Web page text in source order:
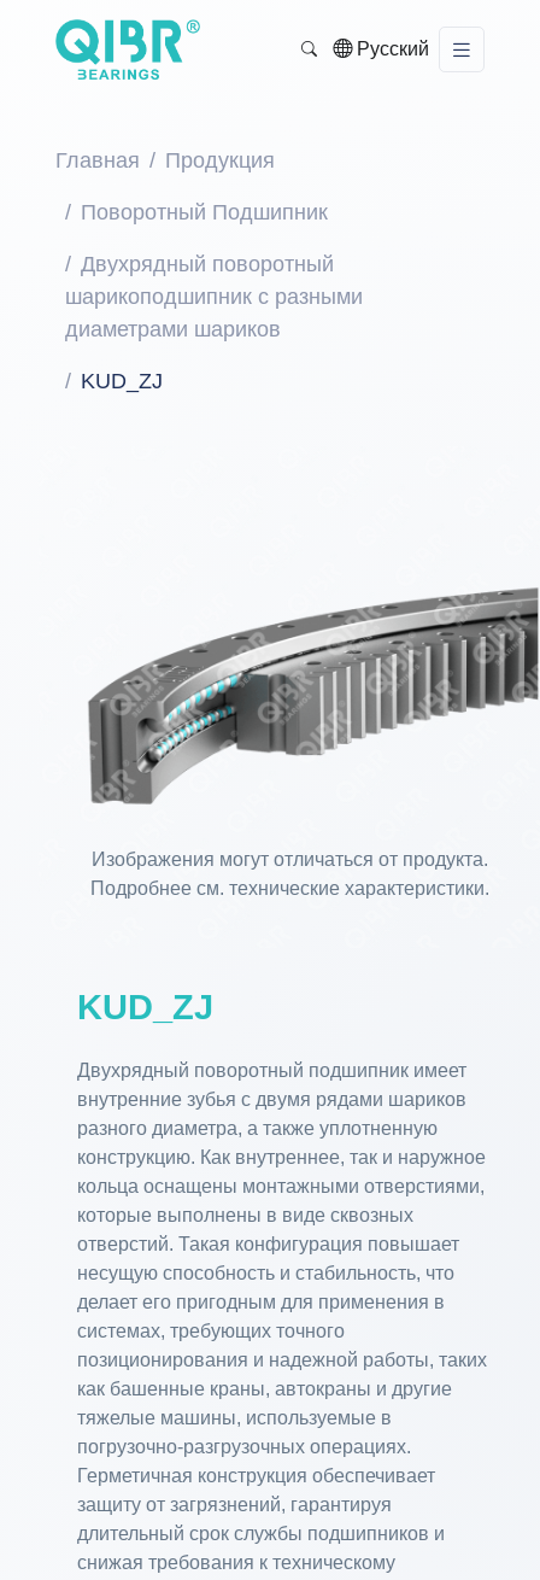
Русский
Главная Продукция
Поворотный Подшипник
Двухрядный поворотный
шарикоподшипник с разными
диаметрами шариков
KUD_ZJ
Изображения могут отличаться от продукта.
Подробнее см. технические характеристики.
KUD_ZJ
Двухрядный поворотный подшипник имеет
внутренние зубья с двумя рядами шариков
разного диаметра, а также уплотненную
конструкцию. Как внутреннее, так и наружное
кольца оснащены монтажными отверстиями,
которые выполнены в виде сквозных
отверстий. Такая конфигурация повышает
несущую способность и стабильность, что
делает его пригодным для применения в
системах, требующих точного
позиционирования и надежной работы, таких
как башенные краны, автокраны и другие
тяжелые машины, используемые в
погрузочно-разгрузочных операциях.
Герметичная конструкция обеспечивает
защиту от загрязнений, гарантируя
длительный срок службы подшипников и
снижая требования к техническому